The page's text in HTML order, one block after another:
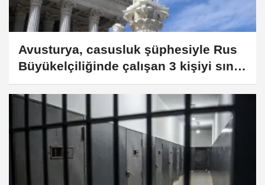
Avusturya, casusluk şüphesiyle Rus
Büyükelçiliğinde çalışan 3 kişiyi sınır
dışı etti